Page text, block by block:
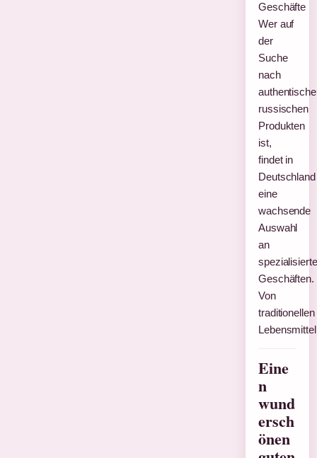
Geschäfte
Wer auf
der
Suche
nach
russischen
Produkten
ist,
findet in
Deutschland
eine
wachsende
Auswahl
an
Geschäften.
Von
traditionellen
Eine
n
wund
ersch
önen